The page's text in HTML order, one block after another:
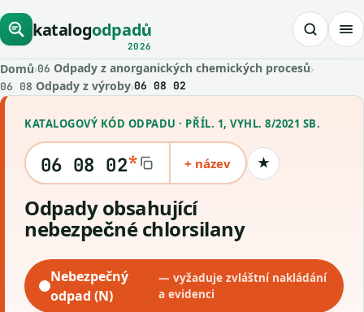
katalogodpadů
2026
Domů›06 Odpady z anorganických chemických procesů›
06 08 Odpady z výroby›06 08 02
KATALOGOVÝ KÓD ODPADU · PŘÍL. 1, VYHL. 8/2021 SB.
06 08 02* + název ★Uložit kód
Odpady obsahující
nebezpečné chlorsilany
Nebezpečný
odpad (N)
— vyžaduje zvláštní nakládání
a evidenci